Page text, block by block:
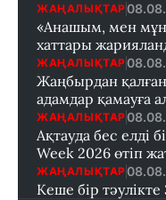
ЖАҢАЛЫҚТАР
«Анашым, мен
хаттары
ЖАҢАЛЫҚТАР
Жаңбырдан
адамдар қамауға
ЖАҢАЛЫҚТАР
Ақтауда бес елді
Week 2026 өтіп
ЖАҢАЛЫҚТАР
Кеше бір тәулікте